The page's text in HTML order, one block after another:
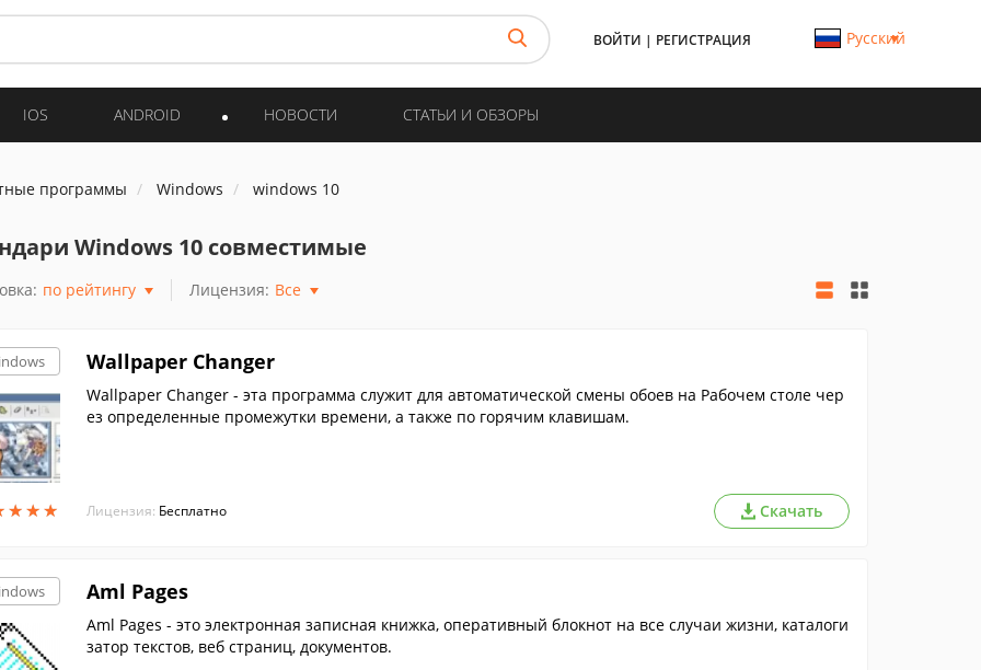
ВОЙТИ | РЕГИСТРАЦИЯ Русский
IOS ANDROID НОВОСТИ СТАТЬИ И ОБЗОРЫ
программы Windows windows 10
Windows 10 совместимые
по рейтингу Лицензия: Все
★★★
★★★
Wallpaper Changer
Wallpaper Changer - эта программа служит для автоматической смены обоев на Рабочем столе чер
ез определенные промежутки времени, а также по горячим клавишам.
Лицензия: Бесплатно Скачать
Aml Pages
Aml Pages - это электронная записная книжка, оперативный блокнот на все случаи жизни, каталоги
затор текстов, веб страниц, документов.